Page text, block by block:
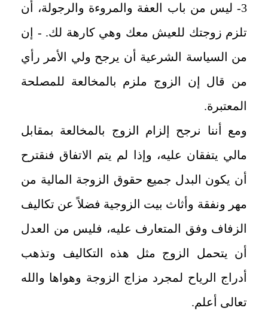
3- ليس من باب العفة والمروءة والرجولة، أن
تلزم زوجتك للعيش معك وهي كارهة لك. - إن
من السياسة الشرعية أن يرجح ولي الأمر رأي
من قال إن الزوج ملزم بالمخالعة للمصلحة
المعتبرة.
ومع أننا نرجح إلزام الزوج بالمخالعة بمقابل
مالي يتفقان عليه، وإذا لم يتم الاتفاق فنقترح
أن يكون البدل جميع حقوق الزوجة المالية من
مهر ونفقة وأثاث بيت الزوجية فضلاً عن تكاليف
الزفاف وفق المتعارف عليه، فليس من العدل
أن يتحمل الزوج مثل هذه التكاليف وتذهب
أدراج الرياح لمجرد مزاج الزوجة وهواها والله
تعالى أعلم.